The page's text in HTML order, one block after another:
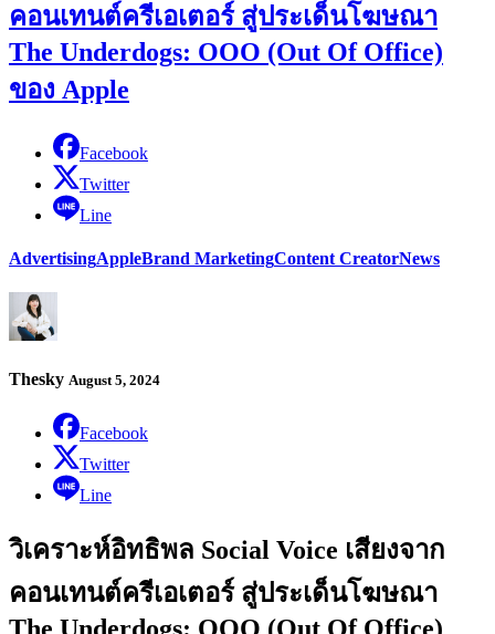
คอนเทนต์ครีเอเตอร์ สู่ประเด็นโฆษณา
The Underdogs: OOO (Out Of Office)
ของ Apple
Facebook
Twitter
Line
AdvertisingAppleBrand MarketingContent CreatorNews
Thesky August 5, 2024
Facebook
Twitter
Line
วิเคราะห์อิทธิพล Social Voice เสียงจาก
คอนเทนต์ครีเอเตอร์ สู่ประเด็นโฆษณา
The Underdogs: OOO (Out Of Office)